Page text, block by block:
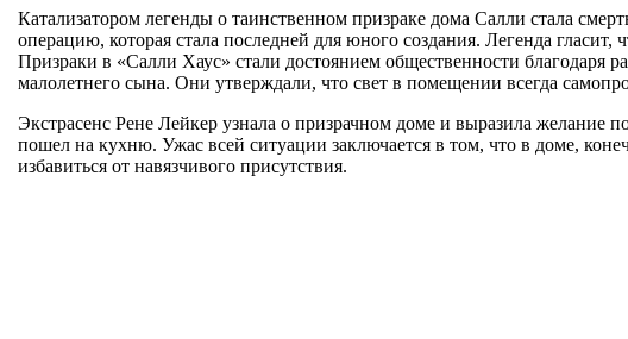
Катализатором легенды о таинственном призраке дома Салли стала
операцию, которая стала последней для юного создания. Легенда
Призраки в «Салли Хаус» стали достоянием общественности
малолетнего сына. Они утверждали, что свет в помещении всегда
Экстрасенс Рене Лейкер узнала о призрачном доме и выразила желание
пошел на кухню. Ужас всей ситуации заключается в том, что в доме,
избавиться от навязчивого присутствия.